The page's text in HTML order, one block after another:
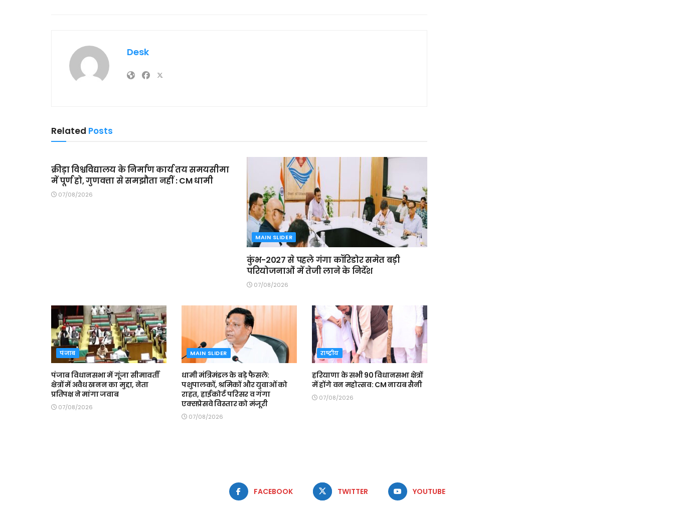
Desk
Related Posts
क्रीड़ा विश्वविद्यालय के निर्माण कार्य तय समयसीमा
में पूर्ण हो, गुणवत्ता से समझौता नहीं : CM धामी
07/08/2026
MAIN SLIDER
कुंभ-2027 से पहले गंगा कॉरिडोर समेत बड़ी
परियोजनाओं में तेजी लाने के निर्देश
07/08/2026
पंजाब
पंजाब विधानसभा में गूंजा सीमावर्ती
क्षेत्रों में अवैध खनन का मुद्दा, नेता
प्रतिपक्ष ने मांगा जवाब
07/08/2026
MAIN SLIDER
धामी मंत्रिमंडल के बड़े फैसले:
पशुपालकों, श्रमिकों और युवाओं को
राहत, हाईकोर्ट परिसर व गंगा
एक्सप्रेसवे विस्तार को मंजूरी
07/08/2026
राष्ट्रीय
हरियाणा के सभी 90 विधानसभा क्षेत्रों
में होंगे वन महोत्सव: CM नायब सैनी
07/08/2026
FACEBOOK TWITTER YOUTUBE